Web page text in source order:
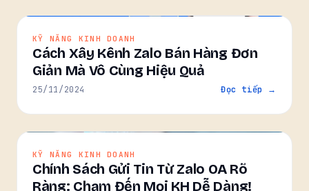
KỸ NĂNG KINH DOANH
Cách Xây Kênh Zalo Bán Hàng Đơn
Giản Mà Vô Cùng Hiệu Quả
25/11/2024 Đọc tiếp →
KỸ NĂNG KINH DOANH
Chính Sách Gửi Tin Từ Zalo OA Rõ
Ràng: Chạm Đến Mọi KH Dễ Dàng!